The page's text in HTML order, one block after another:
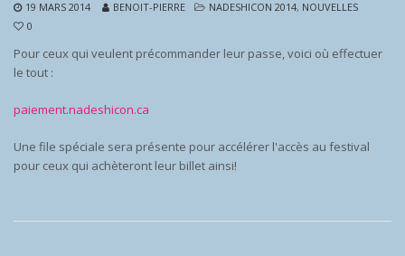
19 MARS 2014 BENOIT-PIERRE NADESHICON 2014, NOUVELLES
0
Pour ceux qui veulent précommander leur passe, voici où effectuer
le tout :
paiement.nadeshicon.ca
Une file spéciale sera présente pour accélérer l'accès au festival
pour ceux qui achèteront leur billet ainsi!